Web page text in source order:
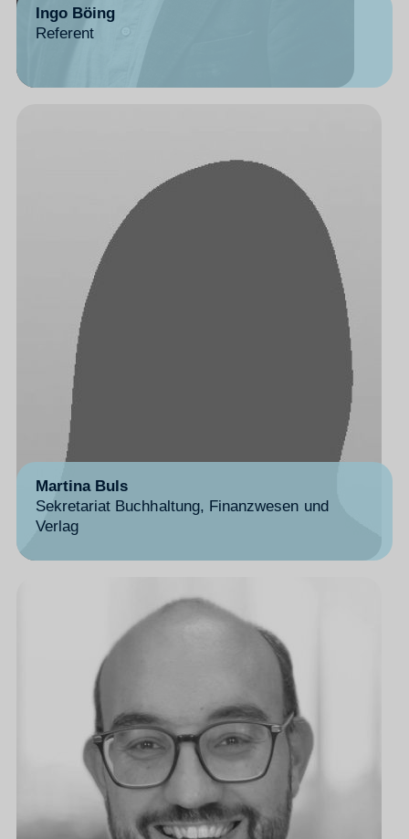
Ingo Böing
Referent
Martina Buls
Sekretariat Buchhaltung, Finanzwesen und
Verlag